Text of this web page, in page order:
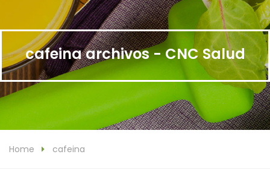
cafeina archivos - CNC Salud
Home cafeina